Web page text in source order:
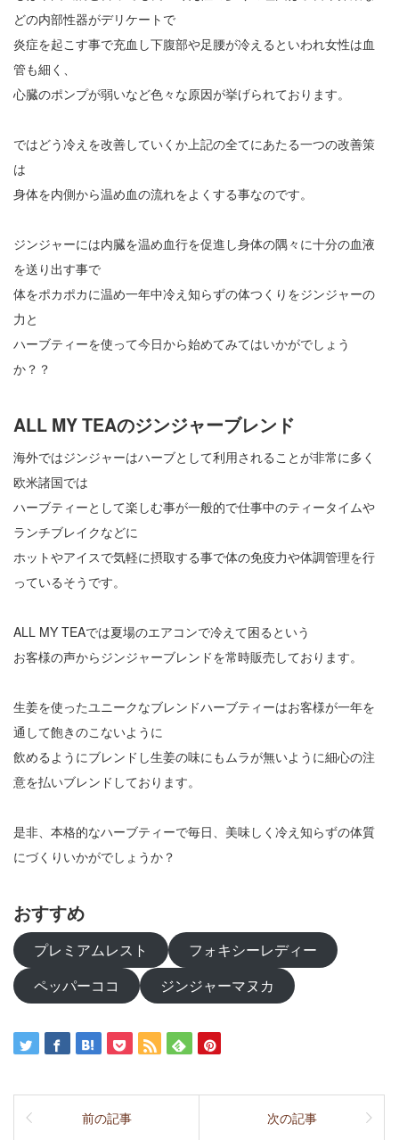
どの内部性器がデリケートで
炎症を起こす事で充血し下腹部や足腰が冷えるといわれ女性は血
管も細く、
心臓のポンプが弱いなど色々な原因が挙げられております。
ではどう冷えを改善していくか上記の全てにあたる一つの改善策
は
身体を内側から温め血の流れをよくする事なのです。
ジンジャーには内臓を温め血行を促進し身体の隅々に十分の血液
を送り出す事で
体をポカポカに温め一年中冷え知らずの体つくりをジンジャーの
力と
ハーブティーを使って今日から始めてみてはいかがでしょう
か？？
ALL MY TEAのジンジャーブレンド
海外ではジンジャーはハーブとして利用されることが非常に多く
欧米諸国では
ハーブティーとして楽しむ事が一般的で仕事中のティータイムや
ランチブレイクなどに
ホットやアイスで気軽に摂取する事で体の免疫力や体調管理を行
っているそうです。
ALL MY TEAでは夏場のエアコンで冷えて困るという
お客様の声からジンジャーブレンドを常時販売しております。
生姜を使ったユニークなブレンドハーブティーはお客様が一年を
通して飽きのこないように
飲めるようにブレンドし生姜の味にもムラが無いように細心の注
意を払いブレンドしております。
是非、本格的なハーブティーで毎日、美味しく冷え知らずの体質
にづくりいかがでしょうか？
おすすめ
プレミアムレスト
フォキシーレディー
ペッパーココ
ジンジャーマヌカ
前の記事 次の記事